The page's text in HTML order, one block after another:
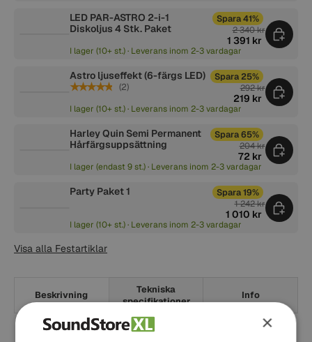
LED PAR-ASTRO 2-i-1
Diskoljus 4 Stk. Paket
Spara 41%
2 340 kr
1 391 kr
I lager (10+ st.) · Leverans inom 2-3 vardagar
Astro ljuseffekt (6-färgs LED)
★★★★★ (2)
Spara 25%
292 kr
219 kr
I lager (10+ st.) · Leverans inom 2-3 vardagar
Harley Quin Semi Permanent
Hårfärgsuppsättning
Spara 65%
204 kr
72 kr
I lager (endast 9 st.) · Leverans inom 2-3 vardagar
Party Paket 1 Spara 19%
1 242 kr
1 010 kr
I lager (10+ st.) · Leverans inom 2-3 vardagar
Visa alla Festartiklar
Beskrivning
Tekniska
specifikationer
Info
Astro RGB är utrustad med 81 linser. ×